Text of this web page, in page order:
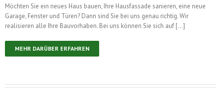
Möchten Sie ein neues Haus bauen, Ihre Hausfassade sanieren, eine neue
Garage, Fenster und Türen? Dann sind Sie bei uns genau richtig. Wir
realisieren alle Ihre Bauvorhaben. Bei uns können Sie sich auf […]
MEHR DARÜBER ERFAHREN